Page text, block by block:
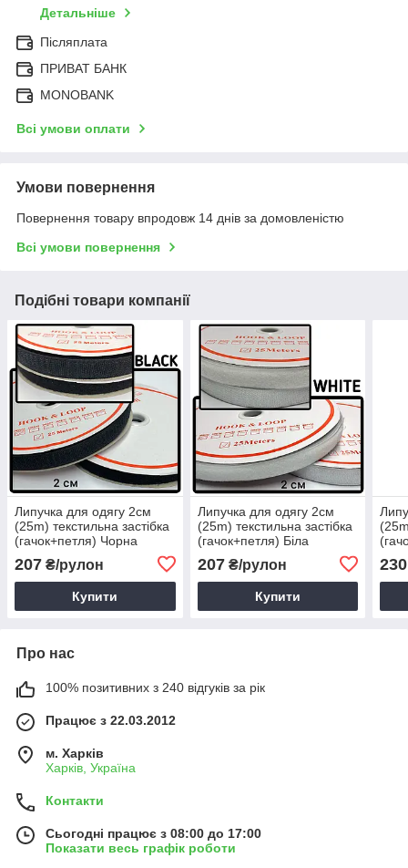
Детальніше
Післяплата
ПРИВАТ БАНК
MONOBANK
Всі умови оплати
Умови повернення
Повернення товару впродовж 14 днів за домовленістю
Всі умови повернення
Подібні товари компанії
Липучка для одягу 2см
(25m) текстильна застібка
(гачок+петля) Чорна
207 ₴/рулон
Купити
Липучка для одягу 2см
(25m) текстильна застібка
(гачок+петля) Біла
207₴/рулон
Купити
230
Про нас
100% позитивних з 240 відгуків за рік
Працює з 22.03.2012
м. Харків
Харків, Україна
Контакти
Сьогодні працює з 08:00 до 17:00
Показати весь графік роботи